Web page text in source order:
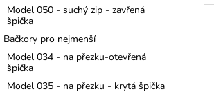
Model 050 - suchý zip - zavřená
špička
Bačkory pro nejmenší
Model 034 - na přezku-otevřená
špička
Model 035 - na přezku - krytá špička